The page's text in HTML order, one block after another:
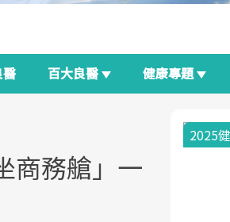
百大良醫 健康專題
商務艙」一
2025